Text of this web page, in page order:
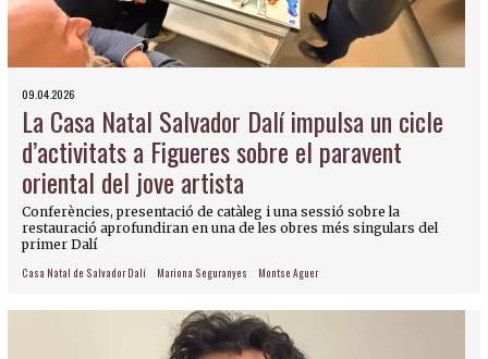
09.04.2026
La Casa Natal Salvador Dalí impulsa un cicle
d’activitats a Figueres sobre el paravent
oriental del jove artista
Conferències, presentació de catàleg i una sessió sobre la
restauració aprofundiran en una de les obres més singulars del
primer Dalí
Casa Natal de Salvador Dalí Mariona Seguranyes Montse Aguer